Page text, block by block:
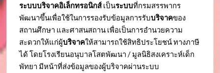
ระบบบริจาคอิเล็กทรอนิกส์เป็นระบบที่กรมสรรพากร
พัฒนาขึ้นเพื่อใช้ในการรองรับข้อมูลการรับบริจาคของ
สถานศึกษา และศาสนสถาน เพื่อเป็นการอำนวยความ
สะดวกให้แก่ผู้บริจาคให้สามารถใช้สิทธิประโยชน์ ทางภาษี
ได้ โดยโรงเรียนอนุบาลโสตพัฒนา / มูลนิธิสงเคราะห์เด็ก
พัทยา มีหน้าที่ส่งข้อมูลของผู้บริจาคผ่านระบบ